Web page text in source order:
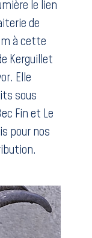
le lien
de
à cette
Kerguillet
Elle
sous
Fin et Le
pour nos